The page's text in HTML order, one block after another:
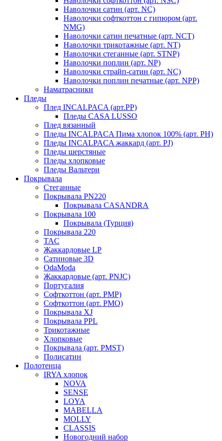
Наволочки сатин (арт. NC)
Наволочки софткоттон с гипюром (арт.
NMG)
Наволочки сатин печатные (арт. NCT)
Наволочки трикотажные (арт. NT)
Наволочки стеганные (арт. STNP)
Наволочки поплин (арт. NP)
Наволочки страйп-сатин (арт. NC)
Наволочки поплин печатные (арт. NPP)
Наматрасники
Пледы
Плед INCALPACA (арт.PP)
Пледы CASA LUSSO
Плед вязанный
Пледы INCALPACA Пима хлопок 100% (арт. PH)
Пледы INCALPACA жаккард (арт. PJ)
Пледы шерстяные
Пледы хлопковые
Пледы Вальтери
Покрывала
Стеганные
Покрывала PN220
Покрывала CASANDRA
Покрывала 100
Покрывала (Турция)
Покрывала 220
TAC
Жаккардовые LP
Сатиновые 3D
OdaModa
Жаккардовые (арт. PNJC)
Португалия
Софткоттон (арт. PMP)
Софткоттон (арт. PMO)
Покрывала XJ
Покрывала PPL
Трикотажные
Хлопковые
Покрывала (арт. PMST)
Полисатин
Полотенца
IRYA хлопок
NOVA
SENSE
LOYA
MABELLA
MOLLY
CLASSIS
Новогодний набор